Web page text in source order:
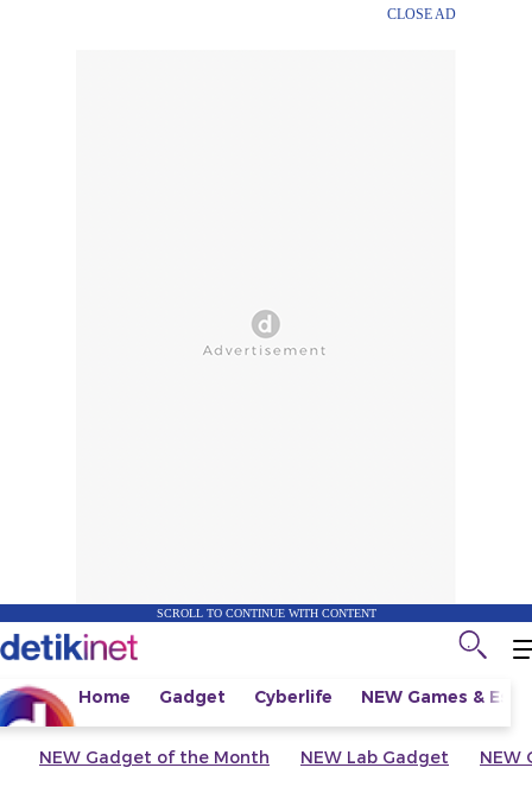
CLOSE AD
SCROLL TO CONTINUE WITH CONTENT
Home Gadget Cyberlife NEW Games &
NEW Gadget of the Month NEW Lab Gadget NEW